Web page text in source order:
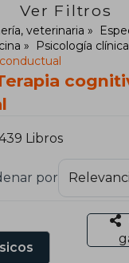
Ver Filtros
veterinaria
Psicología clínica
Libros
por